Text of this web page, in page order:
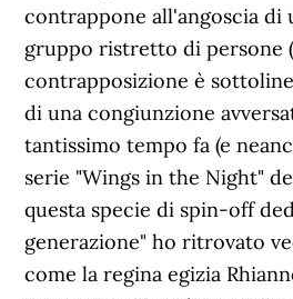
contrappone all'angoscia di
gruppo ristretto di persone
contrapposizione è
di una congiunzione
tantissimo tempo fa (e
serie "Wings in the Night"
questa specie di spin-off
generazione" ho ritrovato
come la regina egizia